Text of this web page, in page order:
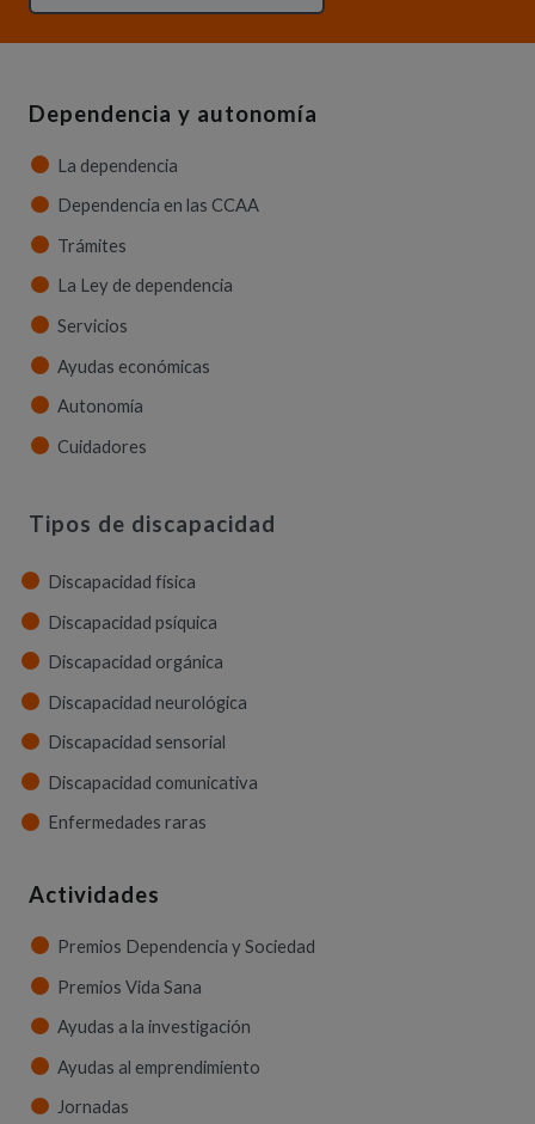
Dependencia y autonomía
La dependencia
Dependencia en las CCAA
Trámites
La Ley de dependencia
Servicios
Ayudas económicas
Autonomía
Cuidadores
Tipos de discapacidad
Discapacidad física
Discapacidad psíquica
Discapacidad orgánica
Discapacidad neurológica
Discapacidad sensorial
Discapacidad comunicativa
Enfermedades raras
Actividades
Premios Dependencia y Sociedad
Premios Vida Sana
Ayudas a la investigación
Ayudas al emprendimiento
Jornadas